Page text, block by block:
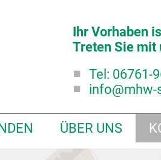
Ihr Vorhaben
Treten Sie mit
Tel: 06761-
info@mhw-
ÜBER UNS